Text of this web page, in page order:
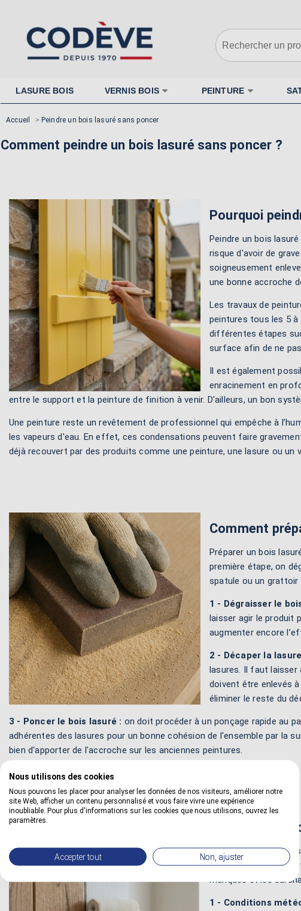
LASURE BOIS VERNIS BOIS PEINTURE
Accueil > Peindre un bois lasuré sans poncer
Comment peindre un bois lasuré sans poncer ?
Pourquoi
Peindre un bois
risque d'avoir de
soigneusement
une bonne accroche
Les travaux de
peintures tous les 5
différentes étapes
surface afin de ne
Il est également
enracinement en
entre le support et la peinture de finition à venir. D'ailleurs, un bon
Une peinture reste un revêtement de professionnel qui empêche à
les vapeurs d'eau. En effet, ces condensations peuvent faire
déjà recouvert par des produits comme une peinture, une lasure ou un
Comment
Préparer un bois
première étape, on
spatule ou un grattoir
1 - Dégraisser le
laisser agir le produit
augmenter encore
2 - Décaper la
lasures. Il faut laisser
doivent être enlevés
éliminer le reste du
3 - Poncer le bois lasuré : on doit procéder à un ponçage rapide au
adhérentes des lasures pour un bonne cohésion de l'ensemble par la
bien d'apporter de l'accroche sur les anciennes peintures.
Comment
Peindre sur un bois
conditions météo
manques et les
1 - Conditions
Nous utilisons des cookies
Nous pouvons les placer pour analyser les données de nos visiteurs, améliorer notre
site Web, afficher un contenu personnalisé et vous faire vivre une expérience
inoubliable. Pour plus d'informations sur les cookies que nous utilisons, ouvrez les
paramètres.
Accepter tout Non, ajuster